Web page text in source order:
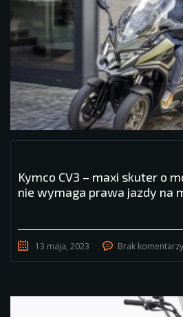
Kymco CV3 – maxi skuter o
nie wymaga prawa jazdy na
13 maja, 2023 Brak komentarzy